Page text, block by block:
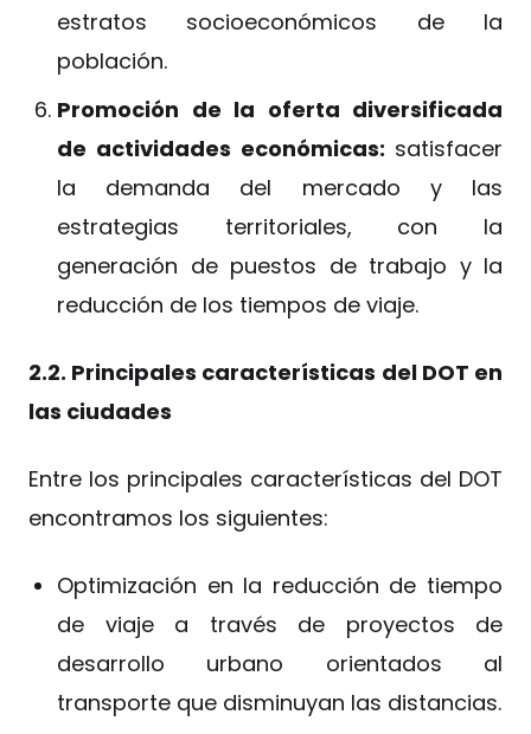
estratos socioeconómicos de la
población.
Promoción de la oferta diversificada
de actividades económicas: satisfacer
la demanda del mercado y las
estrategias territoriales, con la
generación de puestos de trabajo y la
reducción de los tiempos de viaje.
2.2. Principales características del DOT en
las ciudades
Entre los principales características del DOT
encontramos los siguientes:
Optimización en la reducción de tiempo
de viaje a través de proyectos de
desarrollo urbano orientados al
transporte que disminuyan las distancias.